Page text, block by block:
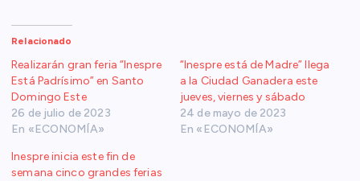
Relacionado
Realizarán gran feria “Inespre
Está Padrísimo” en Santo
Domingo Este
26 de julio de 2023
En «ECONOMÍA»
“Inespre está de Madre” llega
a la Ciudad Ganadera este
jueves, viernes y sábado
24 de mayo de 2023
En «ECONOMÍA»
Inespre inicia este fin de
semana cinco grandes ferias